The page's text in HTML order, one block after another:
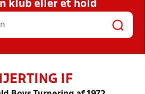
RESULTATER, KLUBBER OG
HOLD
klub eller et hold
IF